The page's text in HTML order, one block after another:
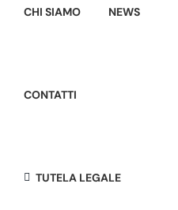
CHI SIAMO NEWS
CONTATTI
TUTELA LEGALE